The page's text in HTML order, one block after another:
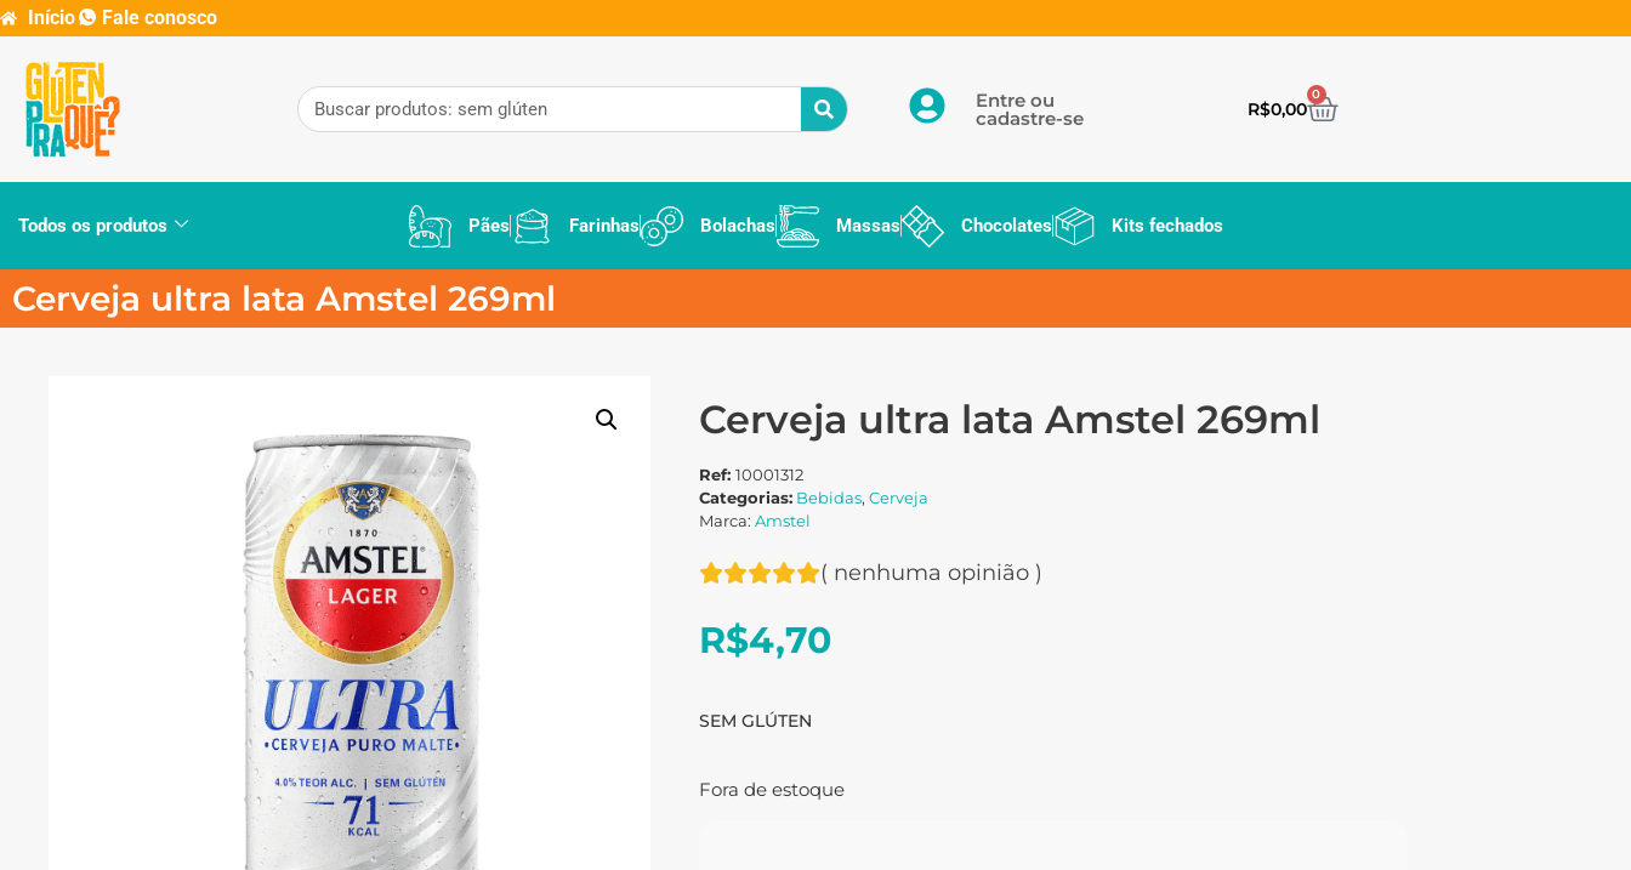
Início Fale conosco
Entre ou
cadastre-se R$0,00
0
Todos os produtos Pães Farinhas Bolachas Massas Chocolates Kits fechados
Cerveja ultra lata Amstel 269ml
Cerveja ultra lata Amstel 269ml
Ref: 10001312
Categorias: Bebidas, Cerveja
Marca: Amstel
( nenhuma opinião )
R$4,70
SEM GLÚTEN
Fora de estoque